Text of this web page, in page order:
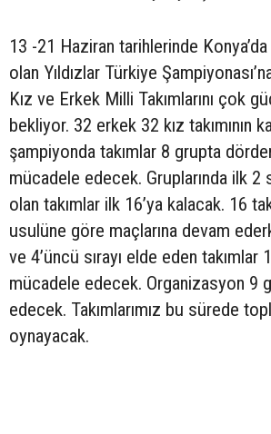
13 -21 Haziran tarihlerinde
olan Yıldızlar Türkiye
Kız ve Erkek Milli Takımlarını çok
bekliyor. 32 erkek 32 kız takımının
şampiyonda takımlar 8 grupta
mücadele edecek. Gruplarında ilk 2
olan takımlar ilk 16’ya kalacak. 16
usulüne göre maçlarına devam
ve 4’üncü sırayı elde eden takımlar
mücadele edecek. Organizasyon 9
edecek. Takımlarımız bu sürede
oynayacak.